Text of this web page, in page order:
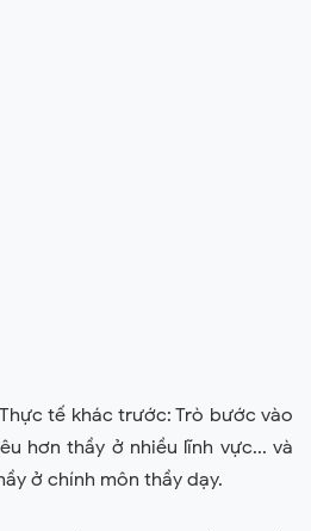
tế khác trước: Trò bước vào
hơn thầy ở nhiều lĩnh vực... và
ở chính môn thầy dạy.